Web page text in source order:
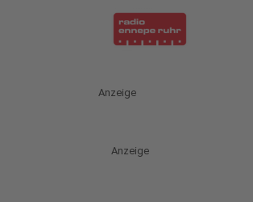
Anzeige
Anzeige